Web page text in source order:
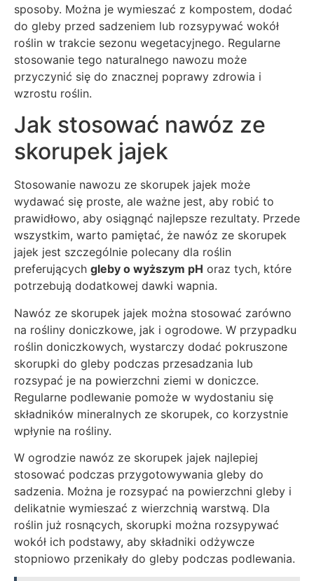
sposoby. Można je wymieszać z kompostem, dodać
do gleby przed sadzeniem lub rozsypywać wokół
roślin w trakcie sezonu wegetacyjnego. Regularne
stosowanie tego naturalnego nawozu może
przyczynić się do znacznej poprawy zdrowia i
wzrostu roślin.
Jak stosować nawóz ze
skorupek jajek
Stosowanie nawozu ze skorupek jajek może
wydawać się proste, ale ważne jest, aby robić to
prawidłowo, aby osiągnąć najlepsze rezultaty. Przede
wszystkim, warto pamiętać, że nawóz ze skorupek
jajek jest szczególnie polecany dla roślin
preferujących gleby o wyższym pH oraz tych, które
potrzebują dodatkowej dawki wapnia.
Nawóz ze skorupek jajek można stosować zarówno
na rośliny doniczkowe, jak i ogrodowe. W przypadku
roślin doniczkowych, wystarczy dodać pokruszone
skorupki do gleby podczas przesadzania lub
rozsypać je na powierzchni ziemi w doniczce.
Regularne podlewanie pomoże w wydostaniu się
składników mineralnych ze skorupek, co korzystnie
wpłynie na rośliny.
W ogrodzie nawóz ze skorupek jajek najlepiej
stosować podczas przygotowywania gleby do
sadzenia. Można je rozsypać na powierzchni gleby i
delikatnie wymieszać z wierzchnią warstwą. Dla
roślin już rosnących, skorupki można rozsypywać
wokół ich podstawy, aby składniki odżywcze
stopniowo przenikały do gleby podczas podlewania.